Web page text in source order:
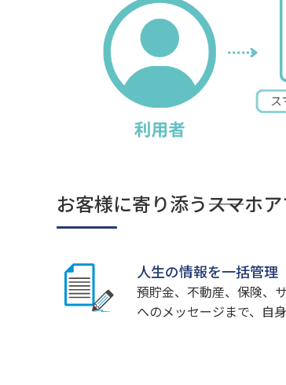
お客様に寄り添う――スマホ
人生の情報を一括管理
預貯金、不動産、保険、
へのメッセージまで、自